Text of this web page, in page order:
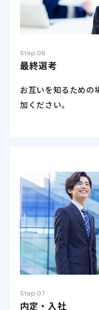
Step 06
最終選考
お互いを知るための
加ください。
Step 07
内定・入社